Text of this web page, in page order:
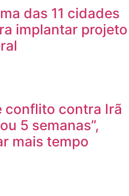
das 11 cidades
implantar projeto
conflito contra Irã
5 semanas”,
mais tempo